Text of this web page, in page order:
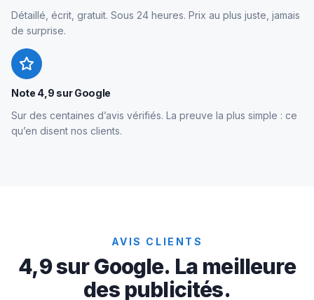
Détaillé, écrit, gratuit. Sous 24 heures. Prix au plus juste, jamais
de surprise.
Note 4,9 sur Google
Sur des centaines d’avis vérifiés. La preuve la plus simple : ce
qu’en disent nos clients.
AVIS CLIENTS
4,9 sur Google. La meilleure
des publicités.